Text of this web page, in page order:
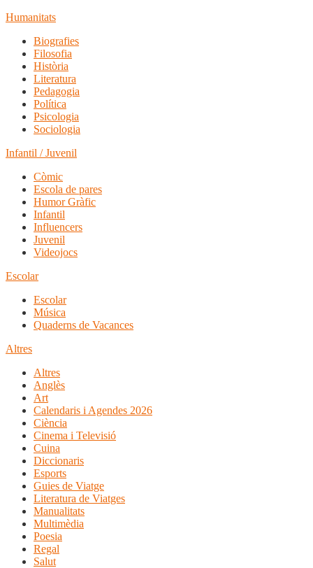
Humanitats
Biografies
Filosofia
Història
Literatura
Pedagogia
Política
Psicologia
Sociologia
Infantil / Juvenil
Còmic
Escola de pares
Humor Gràfic
Infantil
Influencers
Juvenil
Videojocs
Escolar
Escolar
Música
Quaderns de Vacances
Altres
Altres
Anglès
Art
Calendaris i Agendes 2026
Ciència
Cinema i Televisió
Cuina
Diccionaris
Esports
Guies de Viatge
Literatura de Viatges
Manualitats
Multimèdia
Poesia
Regal
Salut